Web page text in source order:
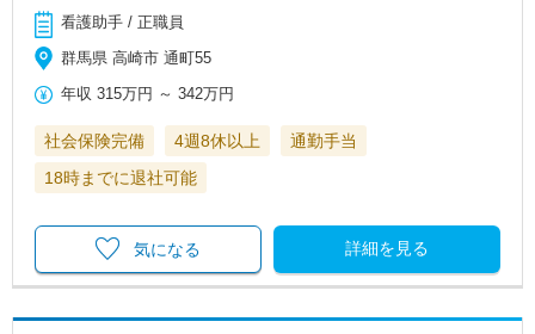
看護助手 / 正職員
群馬県 高崎市 通町55
年収 315万円 ～342万円
社会保険完備 4週8休以上
通勤手当
18時までに退社可能
詳細を見る
気になる